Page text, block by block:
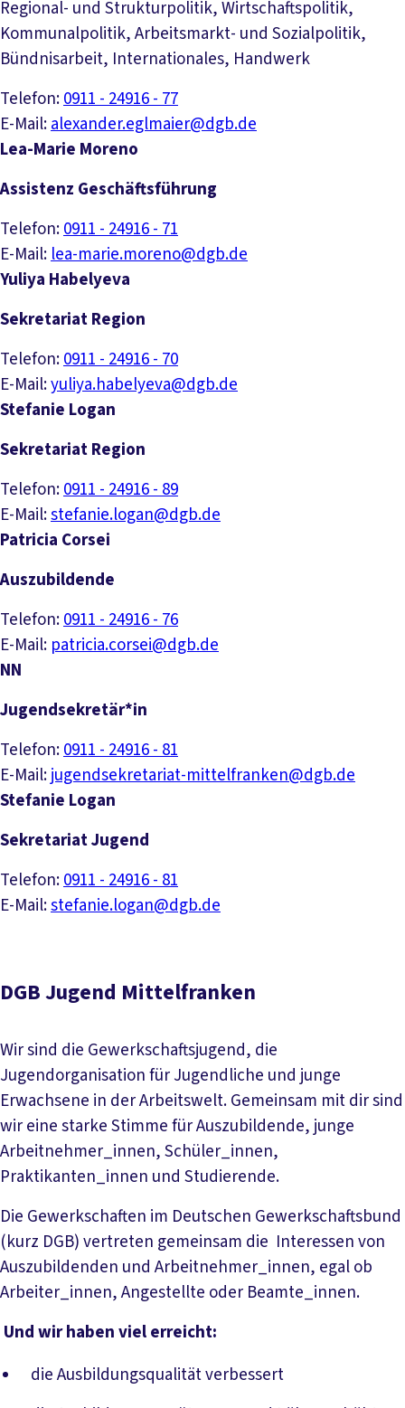
Regional- und Strukturpolitik, Wirtschaftspolitik,
Kommunalpolitik, Arbeitsmarkt- und Sozialpolitik,
Bündnisarbeit, Internationales, Handwerk
Telefon:0911 - 24916 - 77
E-Mail:alexander.eglmaier@dgb.de
Lea-Marie Moreno
Assistenz Geschäftsführung
Telefon:0911 - 24916 - 71
E-Mail:lea-marie.moreno@dgb.de
Yuliya Habelyeva
Sekretariat Region
Telefon:0911 - 24916 - 70
E-Mail:yuliya.habelyeva@dgb.de
Stefanie Logan
Sekretariat Region
Telefon:0911 - 24916 - 89
E-Mail:stefanie.logan@dgb.de
Patricia Corsei
Auszubildende
Telefon:0911 - 24916 - 76
E-Mail: patricia.corsei@dgb.de
NN
Jugendsekretär*in
Telefon:0911 - 24916 - 81
E-Mail:jugendsekretariat-mittelfranken@dgb.de
Stefanie Logan
Sekretariat Jugend
Telefon:0911 - 24916 - 81
E-Mail:stefanie.logan@dgb.de
DGB Jugend Mittelfranken
Wir sind die Gewerkschaftsjugend, die
Jugendorganisation für Jugendliche und junge
Erwachsene in der Arbeitswelt. Gemeinsam mit dir sind
wir eine starke Stimme für Auszubildende, junge
Arbeitnehmer_innen, Schüler_innen,
Praktikanten_innen und Studierende.
Die Gewerkschaften im Deutschen Gewerkschaftsbund
(kurz DGB) vertreten gemeinsam die Interessen von
Auszubildenden und Arbeitnehmer_innen, egal ob
Arbeiter_innen, Angestellte oder Beamte_innen.
Und wir haben viel erreicht:
die Ausbildungsqualität verbessert